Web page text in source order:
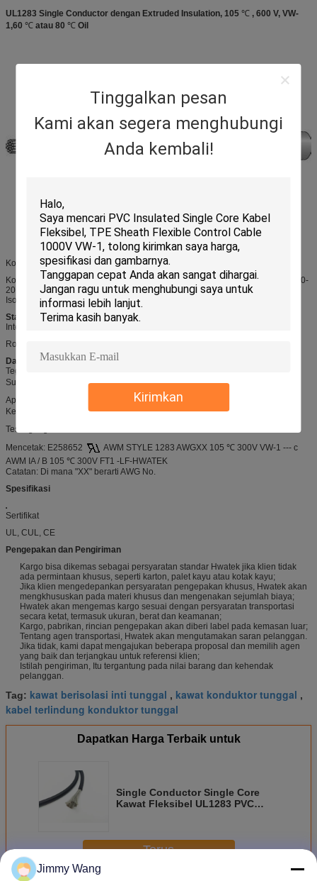
Tinggalkan pesan
Kami akan segera menghubungi
Anda kembali!
Kirimkan
UL1283 Single Conductor dengan Extruded Insulation, 105 ℃ , 600 V, VW-
1,60 ℃ atau 80 ℃ Oil
Konstruksi
Konduktor: konduktor padat atau terdampar, atau dikepang yang terdiri dari 40-
20 untaian AWG
Isolasi: PVC
Standar
Internasional: UL758, UL1581, UL2556
RoHS, REACH Compliant,
Data teknis
Tegangan terukur: 600V
Suhu Terukur: 105 ℃
Api: VW-1, FT1, FT2
Ketahanan minyak: 60 ℃ atau 80 ℃ Minyak
Tes tegangan menahan: AC 2.5kV / 1 menit
Mencetak: E258652
AWM STYLE 1283 AWGXX 105 ℃ 300V VW-1 --- c
AWM IA / B 105 ℃ 300V FT1 -LF-HWATEK
Catatan: Di mana "XX" berarti AWG No.
Spesifikasi
Sertifikat
UL, CUL, CE
Pengepakan dan Pengiriman
Kargo bisa dikemas sebagai persyaratan standar Hwatek jika klien tidak
ada permintaan khusus, seperti karton, palet kayu atau kotak kayu;
Jika klien mengedepankan persyaratan pengepakan khusus, Hwatek akan
mengkhususkan pada materi khusus dan mengenakan sejumlah biaya;
Hwatek akan mengemas kargo sesuai dengan persyaratan transportasi
secara ketat, termasuk ukuran, berat dan keamanan;
Kargo, pabrikan, rincian pengepakan akan diberi label pada kemasan luar;
Tentang agen transportasi, Hwatek akan mengutamakan saran pelanggan.
Jika tidak, kami dapat mengajukan beberapa proposal dan memilih agen
yang baik dan terjangkau untuk referensi klien;
Istilah pengiriman, Itu tergantung pada nilai barang dan kehendak
pelanggan.
Tag: kawat berisolasi inti tunggal , kawat konduktor tunggal ,
kabel terlindung konduktor tunggal
Dapatkan Harga Terbaik untuk
Single Conductor Single Core
Kawat Fleksibel UL1283 PVC
Terus
Jimmy Wang